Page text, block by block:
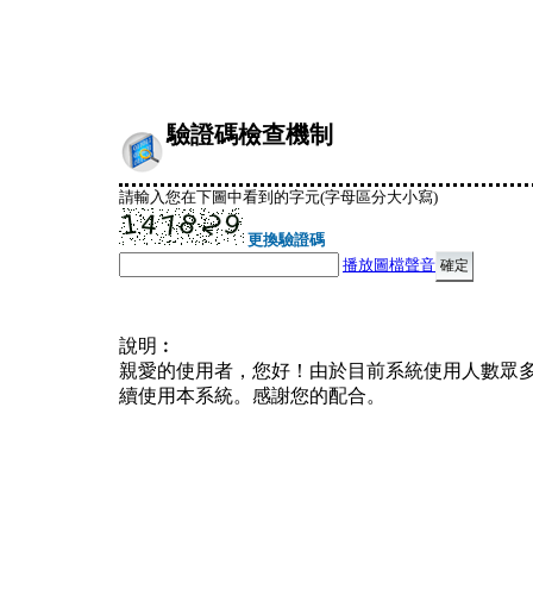
驗證碼檢查機制
請輸入您在下圖中看到的字元(字母區分大小寫)
更換驗證碼
播放圖檔聲音
說明︰
親愛的使用者，您好！由於目前系統使用人數眾
續使用本系統。感謝您的配合。